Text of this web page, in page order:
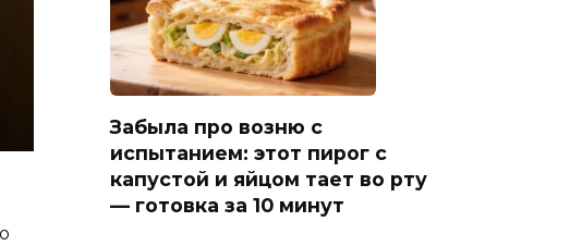
Забыла про возню с
испытанием: этот пирог с
капустой и яйцом тает во рту
— готовка за 10 минут